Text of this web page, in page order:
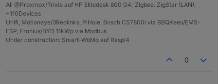
Jetzt Windows PowerShell mit administrativen
Jetzt folgende Befehle nacheinander ausführen.
All @Proxmox/Trixie auf HP Elitedesk 800 G4; Zigbee: ZigStar (LAN),
~110Devices
Unifi, Motioneye/3Reolinks, PiHole, Bosch CS7800i via BBQKees/EMS-
ESP, Fronius/BYD 11kWp via Modbus
Under construction: Smart-WoMo auf Raspi4
0